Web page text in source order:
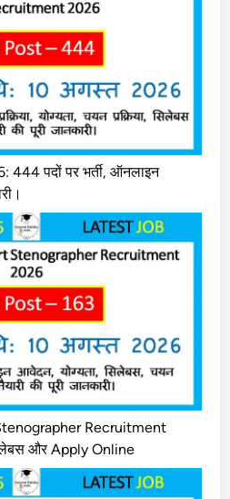
पदों पर भर्ती, ऑनलाइन
Recruitment
और Apply Online